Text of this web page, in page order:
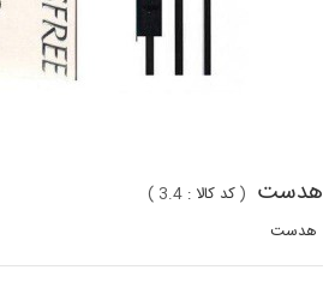
هدست (کد کالا : 3.4
)
هدست